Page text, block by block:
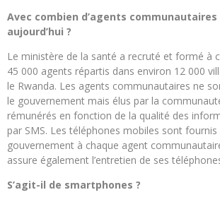
Avec combien d’agents
aujourd’hui ?
Le ministère de la santé a recruté et formé à
45 000 agents répartis dans environ 12 000
le Rwanda. Les agents communautaires ne
le gouvernement mais élus par la
rémunérés en fonction de la qualité des
par SMS. Les téléphones mobiles sont fournis
gouvernement à chaque agent
assure également l’entretien de ses
S’agit-il de smartphones ?